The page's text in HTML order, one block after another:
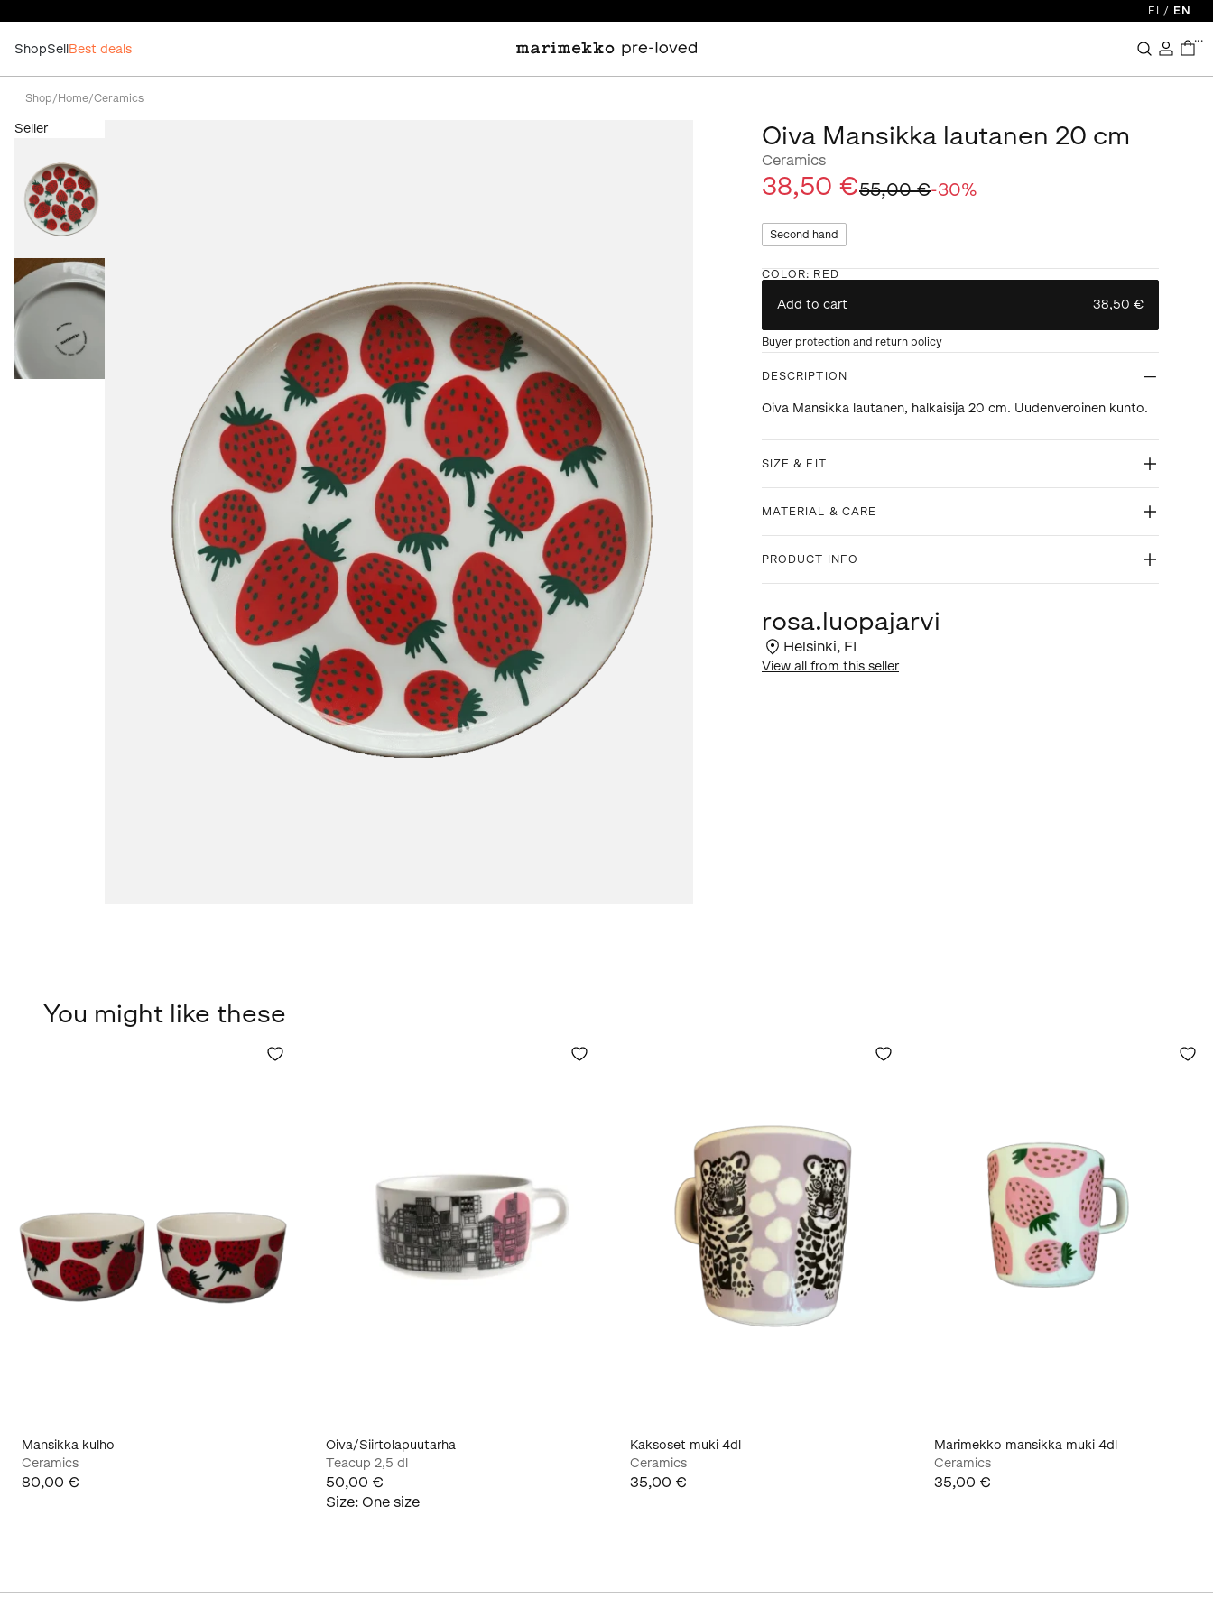
FI / EN
ShopSellBest deals
...
Shop/ Home/Ceramics
Seller Oiva Mansikka lautanen 20 cm
Ceramics
38,50 €55,00 €-30%
Second hand
COLOR: RED
Add to cart 38,50 €
Buyer protection and return policy
DESCRIPTION
Oiva Mansikka lautanen, halkaisija 20 cm. Uudenveroinen kunto.
SIZE & FIT
MATERIAL & CARE
PRODUCT INFO
rosa.luopajarvi
Helsinki, FI
View all from this seller
You might like these
Mansikka kulho
Ceramics
80,00 €
Oiva/Siirtolapuutarha
Teacup 2,5 dl
50,00 €
Size: One size
Kaksoset muki 4dl
Ceramics
35,00 €
Marimekko mansikka muki 4dl
Ceramics
35,00 €